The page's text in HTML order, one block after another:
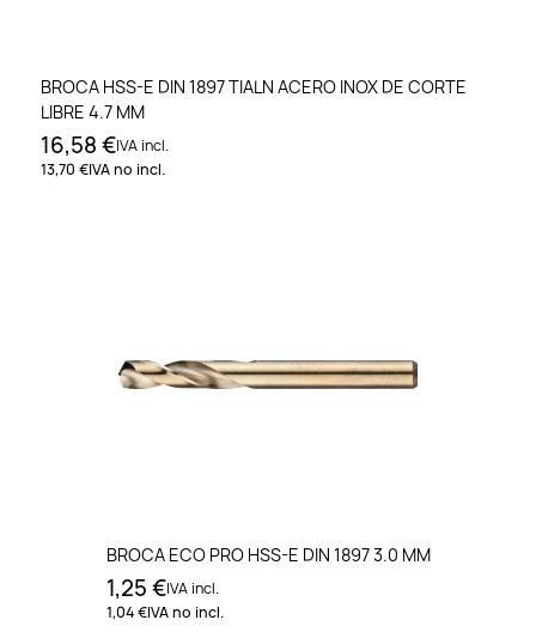
BROCA HSS-E DIN 1897 TIALN ACERO INOX DE CORTE
LIBRE 4.7 MM
16,58 €IVA incl.
13,70 €IVA no incl.
BROCA ECO PRO HSS-E DIN 1897 3.0 MM
1,25 €IVA incl.
1,04 €IVA no incl.